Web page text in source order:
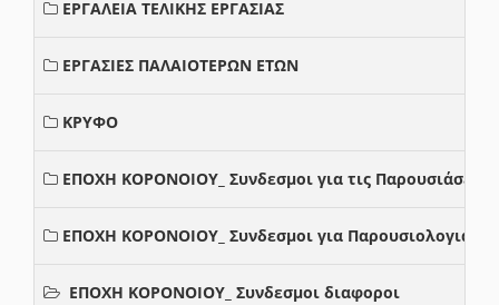
ΕΡΓΑΛΕΙΑ ΤΕΛΙΚΗΣ ΕΡΓΑΣΙΑΣ
ΕΡΓΑΣΙΕΣ ΠΑΛΑΙΟΤΕΡΩΝ ΕΤΩΝ
ΚΡΥΦΟ
ΕΠΟΧΗ ΚΟΡΟΝΟΙΟΥ_ Συνδεσμοι για τις Παρουσιάσεις
ΕΠΟΧΗ ΚΟΡΟΝΟΙΟΥ_ Συνδεσμοι για Παρουσιολογια
ΕΠΟΧΗ ΚΟΡΟΝΟΙΟΥ_ Συνδεσμοι διαφοροι